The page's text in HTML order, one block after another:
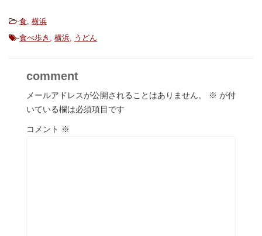
-食 横浜
-食べ歩き 横浜 うどん
comment
メールアドレスが公開されることはありません。 ※ が付
いている欄は必須項目です
コメント ※